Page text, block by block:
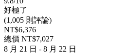
好極了
(1,005 則評論)
NT$6,376
總價 NT$7,027
8 月 21 日 - 8 月 22 日